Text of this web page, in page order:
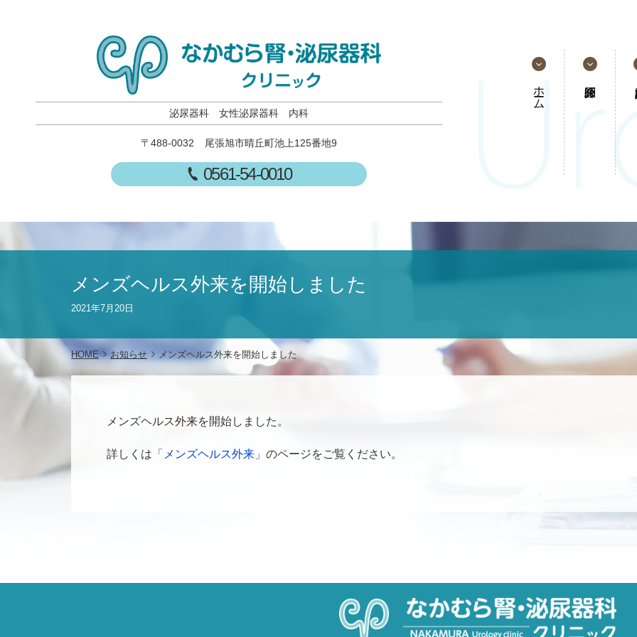
泌尿器科 女性泌尿器科 内科
〒488-0032 尾張旭市晴丘町池上125番地9
0561-54-0010
ホーム
メンズヘルス外来を開始しました
2021年7月20日
HOME お知らせ メンズヘルス外来を開始しました
メンズヘルス外来を開始しました。
詳しくは 「メンズヘルス外来」 のページをご覧ください。